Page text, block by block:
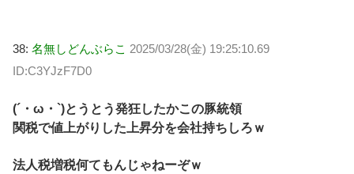
38: 名無しどんぶらこ 2025/03/28(金) 19:25:10.69
ID:C3YJzF7D0
(´・ω・`)とうとう発狂したかこの豚統領
関税で値上がりした上昇分を会社持ちしろｗ
法人税増税何てもんじゃねーぞｗ